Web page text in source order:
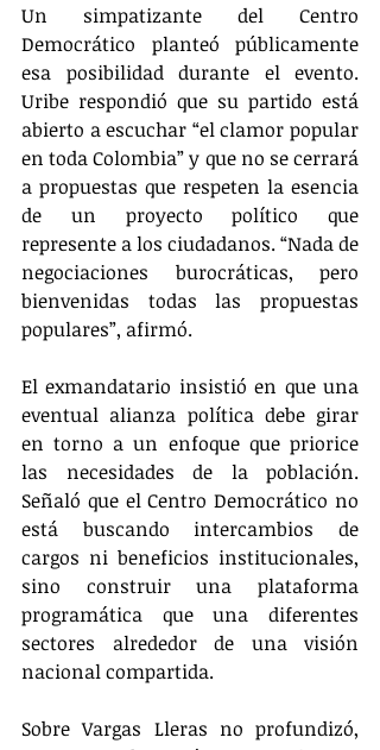
Un simpatizante del Centro
Democrático planteó públicamente
esa posibilidad durante el evento.
Uribe respondió que su partido está
abierto a escuchar “el clamor popular
en toda Colombia” y que no se cerrará
a propuestas que respeten la esencia
de un proyecto político que
represente a los ciudadanos. “Nada de
negociaciones burocráticas, pero
bienvenidas todas las propuestas
populares”, afirmó.
El exmandatario insistió en que una
eventual alianza política debe girar
en torno a un enfoque que priorice
las necesidades de la población.
Señaló que el Centro Democrático no
está buscando intercambios de
cargos ni beneficios institucionales,
sino construir una plataforma
programática que una diferentes
sectores alrededor de una visión
nacional compartida.
Sobre Vargas Lleras no profundizó,